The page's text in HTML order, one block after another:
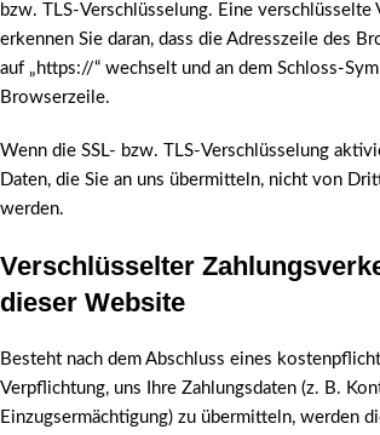
bzw. TLS-Verschlüsselung. Eine verschlüsselte
erkennen Sie daran, dass die Adresszeile des
auf „https://“ wechselt und an dem Schloss-
Browserzeile.
Wenn die SSL- bzw. TLS-Verschlüsselung
Daten, die Sie an uns übermitteln, nicht von
werden.
Verschlüsselter
dieser Website
Besteht nach dem Abschluss eines
Verpflichtung, uns Ihre Zahlungsdaten (z. B.
Einzugsermächtigung) zu übermitteln, werden